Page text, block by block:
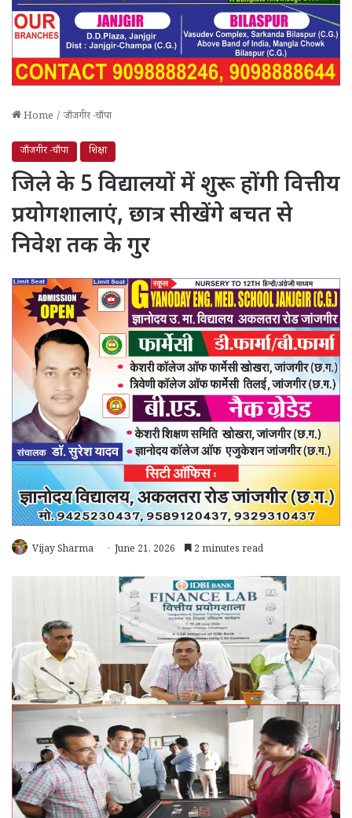
Home / जाँजगीर -चाँपा
जाँजगीर -चाँपा शिक्षा
जिले के 5 विद्यालयों में शुरू होंगी वित्तीय
प्रयोगशालाएं, छात्र सीखेंगे बचत से
निवेश तक के गुर
Vijay Sharma June 21, 2026 2 minutes read